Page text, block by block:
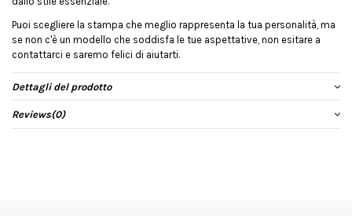
Puoi scegliere la stampa che meglio rappresenta la tua personalità, ma
se non c'è un modello che soddisfa le tue aspettative, non esitare a
contattarci e saremo felici di aiutarti.
Dettagli del prodotto
Reviews(0)